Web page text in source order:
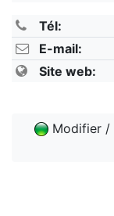
Tél:
E-mail:
Site web:
Modifier / Supprimer un DJ, une Démo ou un